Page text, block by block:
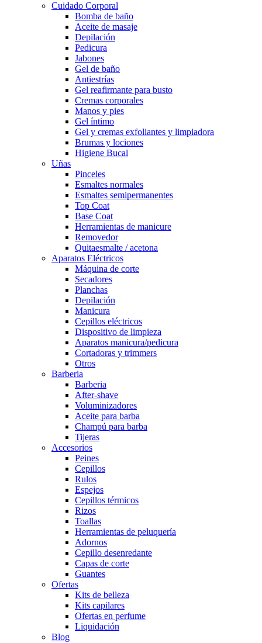
Cuidado Corporal
Bomba de baño
Aceite de masaje
Depilación
Pedicura
Jabones
Gel de baño
Antiestrías
Gel reafirmante para busto
Cremas corporales
Manos y pies
Gel íntimo
Gel y cremas exfoliantes y limpiadora
Brumas y lociones
Higiene Bucal
Uñas
Pinceles
Esmaltes normales
Esmaltes semipermanentes
Top Coat
Base Coat
Herramientas de manicure
Removedor
Quitaesmalte / acetona
Aparatos Eléctricos
Máquina de corte
Secadores
Planchas
Depilación
Manicura
Cepillos eléctricos
Dispositivo de limpieza
Aparatos manicura/pedicura
Cortadoras y trimmers
Otros
Barberia
Barberia
After-shave
Voluminizadores
Aceite para barba
Champú para barba
Tijeras
Accesorios
Peines
Cepillos
Rulos
Espejos
Cepillos térmicos
Rizos
Toallas
Herramientas de peluquería
Adornos
Cepillo desenredante
Capas de corte
Guantes
Ofertas
Kits de belleza
Kits capilares
Ofertas en perfume
Liquidación
Blog